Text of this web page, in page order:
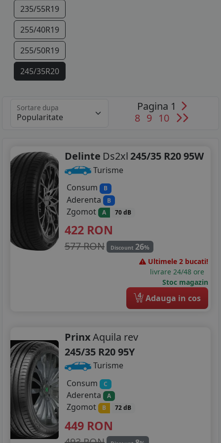
235/55R19
255/40R19
255/50R19
245/35R20
255/35R20
275/45R20
245/35R21
245/40R21
255/40R21
275/40R21
Sortare dupa
Pagina 1
8 9 10
Delinte Ds2xl 245/35 R20 95W
Turisme
Consum
B
Aderenta B
Zgomot A 70 dB
422 RON
577 RON Discount 26%
Ultimele 2 bucati!
livrare 24/48 ore
Stoc magazin
4 Adauga in cos
PrinxAquila rev
245/35 R20 95Y
Turisme
Consum
C
Aderenta A
Zgomot B 72 dB
449 RON